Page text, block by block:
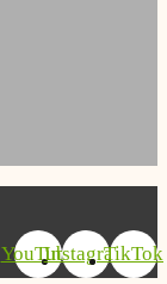
YouTubeInstagramTikTok